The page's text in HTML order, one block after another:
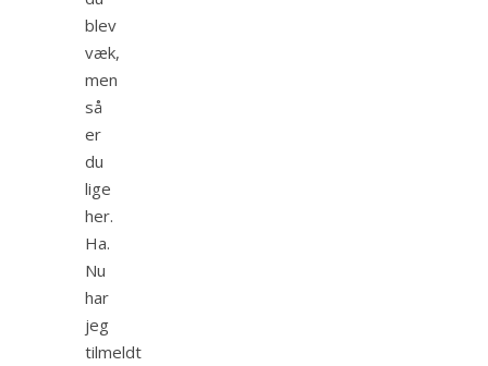
blev
væk,
men
så
er
du
lige
her.
Ha.
Nu
har
jeg
tilmeldt